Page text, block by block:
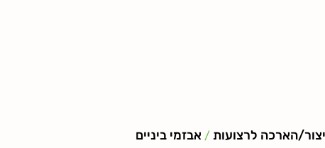
הארכה לרצועות / אבזמי ביניים